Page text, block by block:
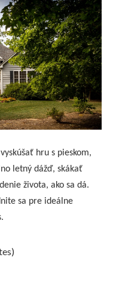
hru s pieskom,
letný dážď, skákať
života, ako sa dá.
sa pre ideálne